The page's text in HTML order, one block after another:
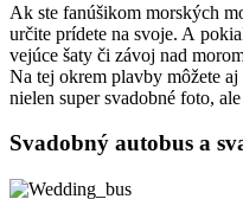
Ak ste fanúšikom morských
určite prídete na svoje. A
vejúce šaty či závoj nad
Na tej okrem plavby môžete
nielen super svadobné foto,
Svadobný autobus a